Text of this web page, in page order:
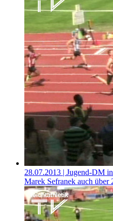
28.07.2013 | Jugend-DM
Marek Sefranek auch über